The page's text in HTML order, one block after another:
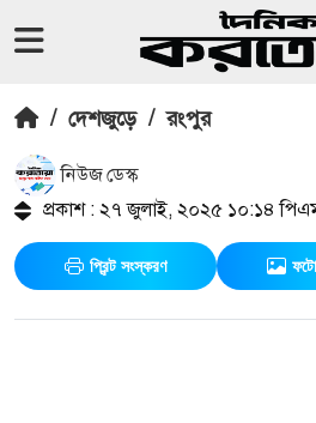
/ দেশজুড়ে / রংপুর
নিউজ ডেস্ক
প্রকাশ : ২৭ জুলাই, ২০২৫ ১০:১৪
প্রিন্ট সংস্করণ